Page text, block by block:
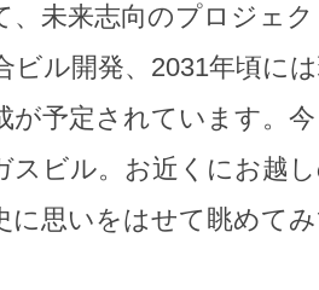
、未来志向のプロジェ
ビル開発、2031年頃に
が予定されています。
スビル。お近くにお越
に思いをはせて眺めて